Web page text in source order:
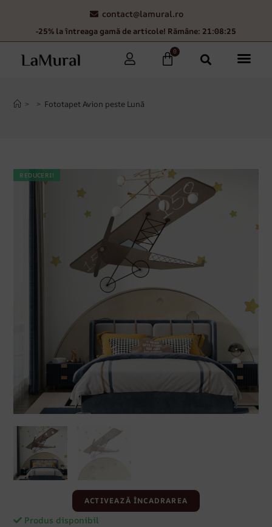
contact@lamural.ro
-25% la întreaga gamă de articole! Rămâne: 21:08:24
0
> > Fototapet Avion peste Lună
REDUCERI!
ACTIVEAZĂ ÎNCADRAREA
Produs disponibil